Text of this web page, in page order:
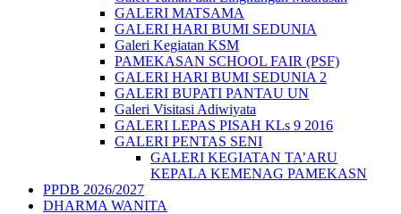
GALERI MATSAMA
GALERI HARI BUMI SEDUNIA
Galeri Kegiatan KSM
PAMEKASAN SCHOOL FAIR (PSF)
GALERI HARI BUMI SEDUNIA 2
GALERI BUPATI PANTAU UN
Galeri Visitasi Adiwiyata
GALERI LEPAS PISAH KLs 9 2016
GALERI PENTAS SENI
GALERI KEGIATAN TA’ARU
KEPALA KEMENAG PAMEKASN
PPDB 2026/2027
DHARMA WANITA